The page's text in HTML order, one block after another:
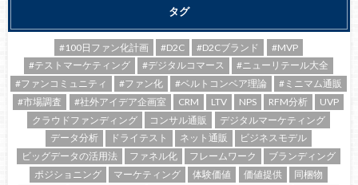
タグ
#100日ファン化計画 #D2C #D2Cブランド
#MVP
#テストマーケティング
#デジタルコマース
#ニューリテール大全
#ファンコミュニティ
#ファン化 #ベルトコンベア理論
#ミニマム通販
#市場調査
#社外アイデア企画室 CRM LTV NPS RFM分析
UVP
クラウドファンディング
コンサル通販
デジタルマーケティング
データ分析
ドライテスト ネット通販
ビジネスモデル
ビッグデータの活用法
ファネル化 フレームワーク
ブランディング
ポジショニング
マーケティング 体験価値 価値提供
同梱物